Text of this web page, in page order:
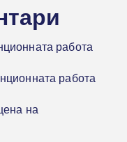
работа
работа
на